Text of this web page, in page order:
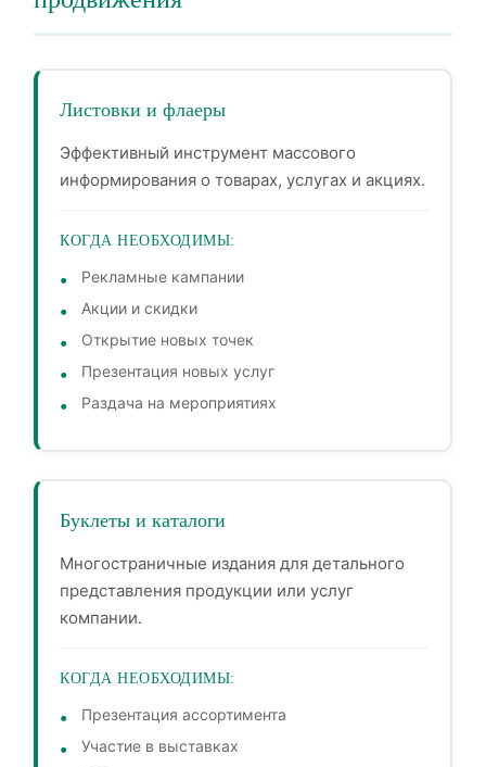
Листовки и флаеры
Эффективный инструмент массового
информирования о товарах, услугах и акциях.
КОГДА НЕОБХОДИМЫ:
Рекламные кампании
Акции и скидки
Открытие новых точек
Презентация новых услуг
Раздача на мероприятиях
Буклеты и каталоги
Многостраничные издания для детального
представления продукции или услуг
компании.
КОГДА НЕОБХОДИМЫ:
Презентация ассортимента
Участие в выставках